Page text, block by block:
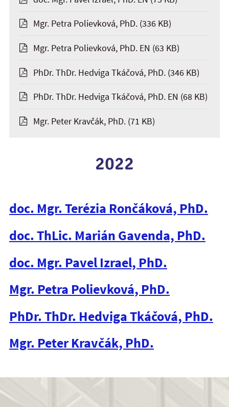
Mgr. Petra Polievková, PhD. (336 KB)
Mgr. Petra Polievková, PhD. EN (63 KB)
PhDr. ThDr. Hedviga Tkáčová, PhD. (346 KB)
PhDr. ThDr. Hedviga Tkáčová, PhD. EN (68 KB)
Mgr. Peter Kravčák, PhD. (71 KB)
2022
doc. Mgr. Terézia Rončáková, PhD.
doc. ThLic. Marián Gavenda, PhD.
doc. Mgr. Pavel Izrael, PhD.
Mgr. Petra Polievková, PhD.
PhDr. ThDr. Hedviga Tkáčová, PhD.
Mgr. Peter Kravčák, PhD.